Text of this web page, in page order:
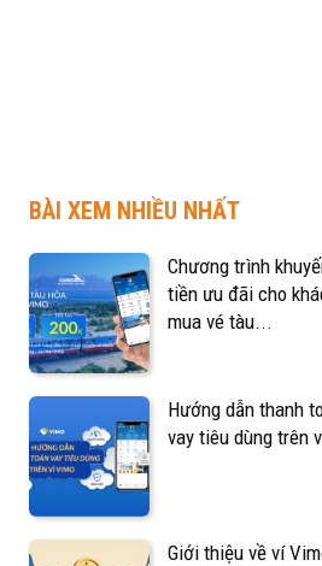
BÀI XEM NHIỀU NHẤT
Chương trình
tiền ưu đãi cho
mua vé tàu...
Hướng dẫn thanh
vay tiêu dùng trên
Giới thiệu về ví